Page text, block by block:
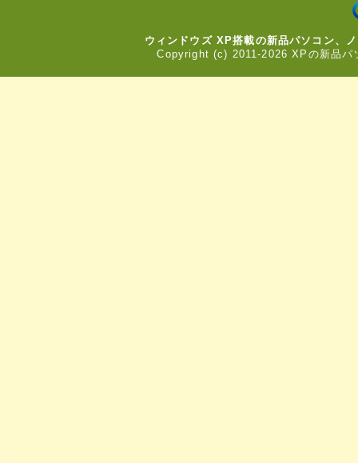
ウィンドウズ XP搭載の新品パソコン、
Copyright (c) 2011-2026 XPの新品